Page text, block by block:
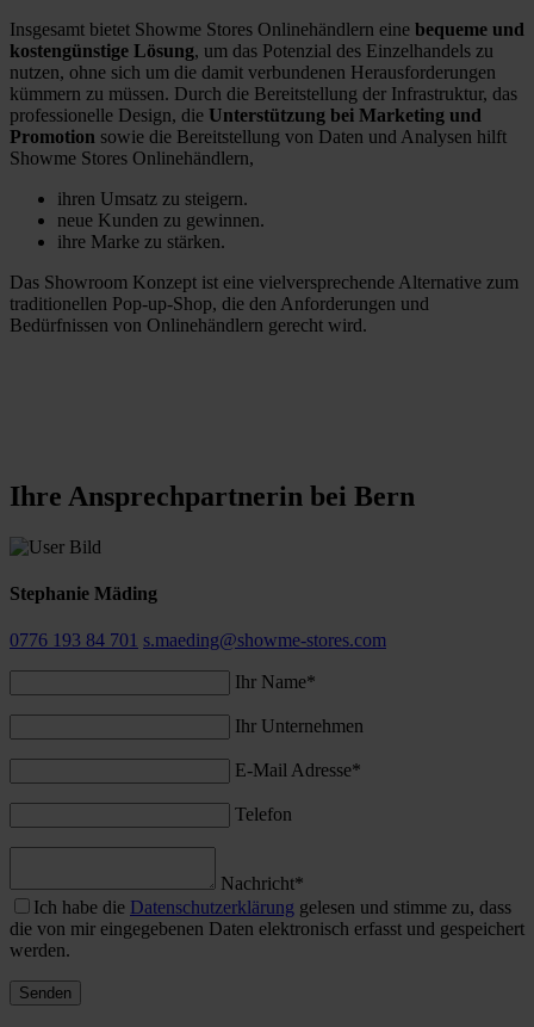
eren!
Noch
mals
herzli
chen
für die
Berat
servic
e.
Insgesamt bietet Showme Stores Onlinehändlern eine bequeme und
kostengünstige Lösung, um das Potenzial des Einzelhandels zu
nutzen, ohne sich um die damit verbundenen Herausforderungen
kümmern zu müssen. Durch die Bereitstellung der Infrastruktur, das
professionelle Design, die Unterstützung bei Marketing und
Promotion sowie die Bereitstellung von Daten und Analysen hilft
Showme Stores Onlinehändlern,
ihren Umsatz zu steigern.
neue Kunden zu gewinnen.
ihre Marke zu stärken.
Das Showroom Konzept ist eine vielversprechende Alternative zum
traditionellen Pop-up-Shop, die den Anforderungen und
Bedürfnissen von Onlinehändlern gerecht wird.
Ihre Ansprechpartnerin bei Bern
Stephanie Mäding
0776 193 84 701 s.maeding@showme-stores.com
Ihr Name*
Ihr Unternehmen
E-Mail Adresse*
Telefon
Nachricht*
Ich habe die Datenschutzerklärung gelesen und stimme zu, dass
die von mir eingegebenen Daten elektronisch erfasst und gespeichert
werden.